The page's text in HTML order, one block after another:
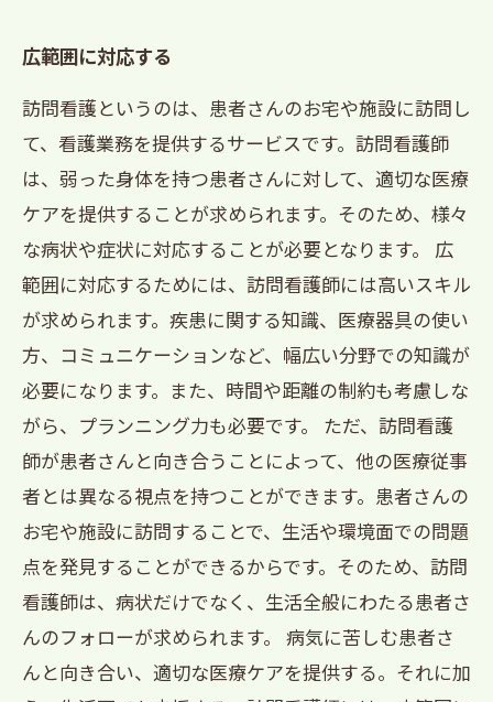
広範囲に対応する
訪問看護というのは、患者さんのお宅や施設に訪問し
て、看護業務を提供するサービスです。訪問看護師
は、弱った身体を持つ患者さんに対して、適切な医療
ケアを提供することが求められます。そのため、様々
な病状や症状に対応することが必要となります。 広
範囲に対応するためには、訪問看護師には高いスキル
が求められます。疾患に関する知識、医療器具の使い
方、コミュニケーションなど、幅広い分野での知識が
必要になります。また、時間や距離の制約も考慮しな
がら、プランニング力も必要です。 ただ、訪問看護
師が患者さんと向き合うことによって、他の医療従事
者とは異なる視点を持つことができます。患者さんの
お宅や施設に訪問することで、生活や環境面での問題
点を発見することができるからです。そのため、訪問
看護師は、病状だけでなく、生活全般にわたる患者さ
んのフォローが求められます。 病気に苦しむ患者さ
んと向き合い、適切な医療ケアを提供する。それに加